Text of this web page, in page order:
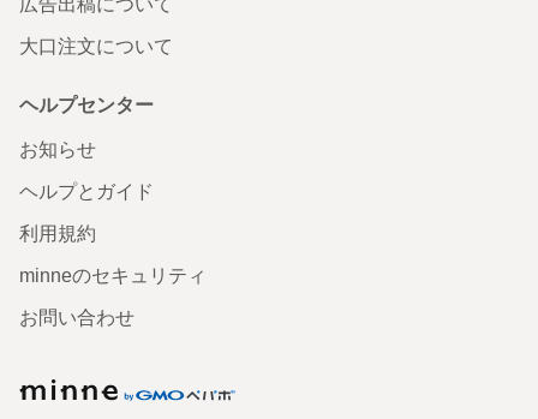
大口注文について
ヘルプセンター
お知らせ
ヘルプとガイド
利用規約
minneのセキュリティ
お問い合わせ